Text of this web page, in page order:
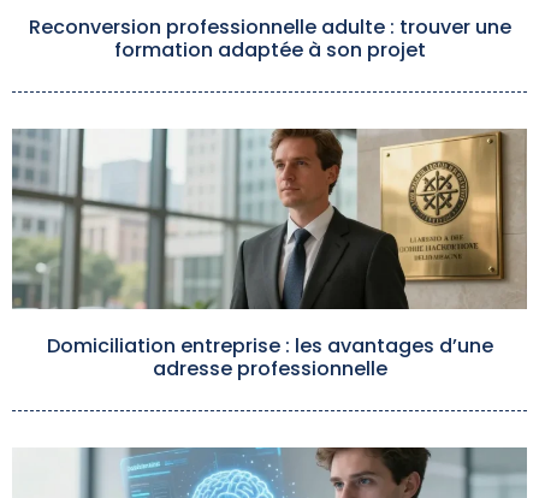
Reconversion professionnelle adulte : trouver une
formation adaptée à son projet
Domiciliation entreprise : les avantages d’une
adresse professionnelle